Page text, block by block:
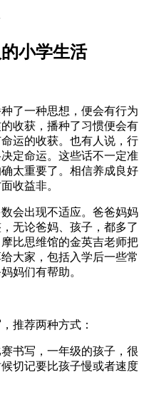
小学生活
了一种思想，便会有行为
收获，播种了习惯便会有
运的收获。也有人说，行
定命运。这些话不一定准
太重要了。相信养成良好
收益非。
会出现不适应。爸爸妈妈
无论爸妈、孩子，都多了
比思维馆的金英吉老师把
大家，包括入学后一些常
妈们有帮助。
推荐两种方式：
书写，一年级的孩子，很
切记要比孩子慢或者速度